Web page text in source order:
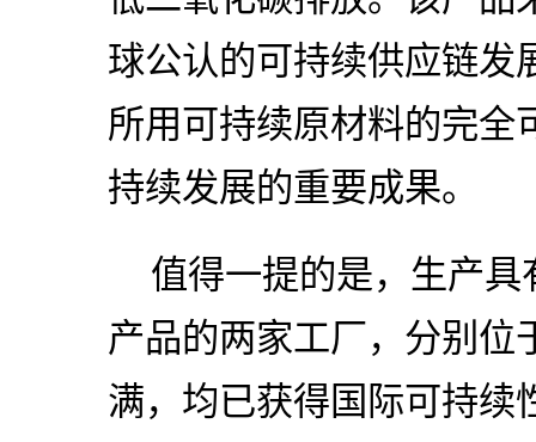
球公认的可持续供应链发
所用可持续原材料的完全
持续发展的重要成果。
值得一提的是，生产具
产品的两家工厂，分别位
满，均已获得国际可持续